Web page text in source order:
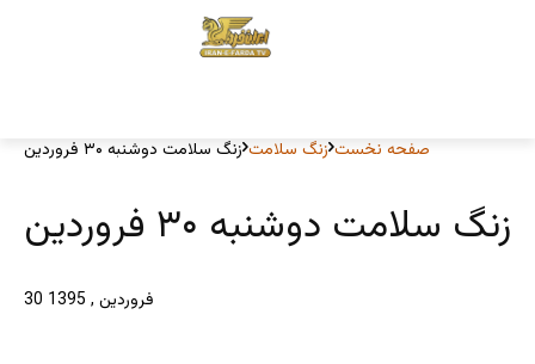
صفحه نخست زنگ سلامت زنگ سلامت دوشنبه ۳۰ فروردین
زنگ سلامت دوشنبه ۳۰ فروردین
30 فروردین , 1395